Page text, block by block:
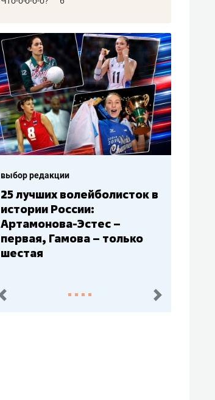
выбор редакции
Бюджеты клубов КХЛ: СКА
– главный мажор, «Ак
Барс» – второй, «Салават
Юлаев» – середняк
пред. след.